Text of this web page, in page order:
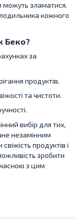
можуть зламатися.
кожного
Беко?
за
продуктів.
та чистоти.
вибір для тих,
незамінним
продуктів і
зробити
з цим